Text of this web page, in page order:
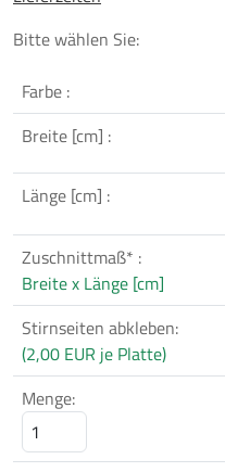
Bitte wählen Sie:
Farbe :
Breite [cm] :
Länge [cm] :
Zuschnittmaß* :
Breite x Länge [cm]
Stirnseiten abkleben:
(2,00 EUR je Platte)
Menge: